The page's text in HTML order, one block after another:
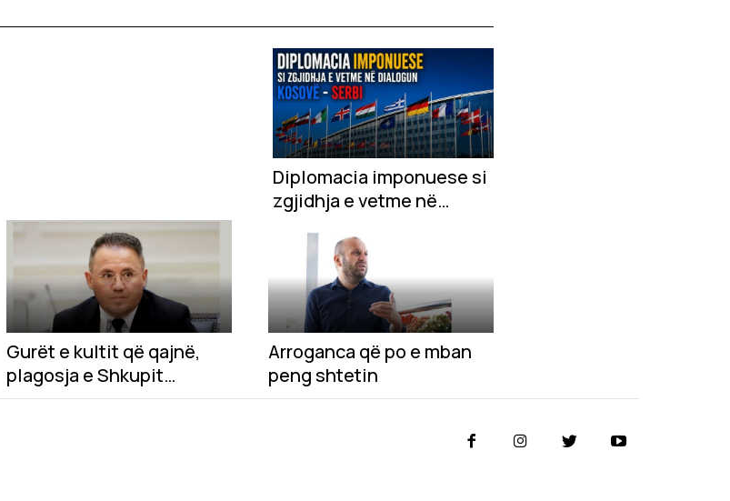
Diplomacia imponuese si
zgjidhja e vetme në
Gurët e kultit që qajnë,
plagosja e Shkupit
shqiptar
Arroganca që po e mban
peng shtetin